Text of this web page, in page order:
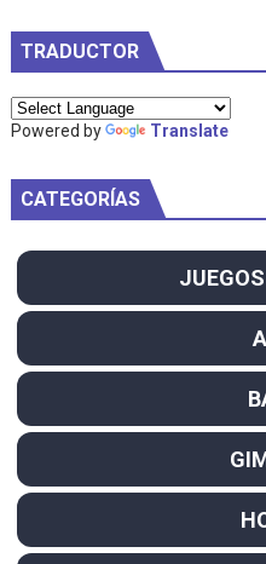
TRADUCTOR
Powered by Translate
CATEGORÍAS